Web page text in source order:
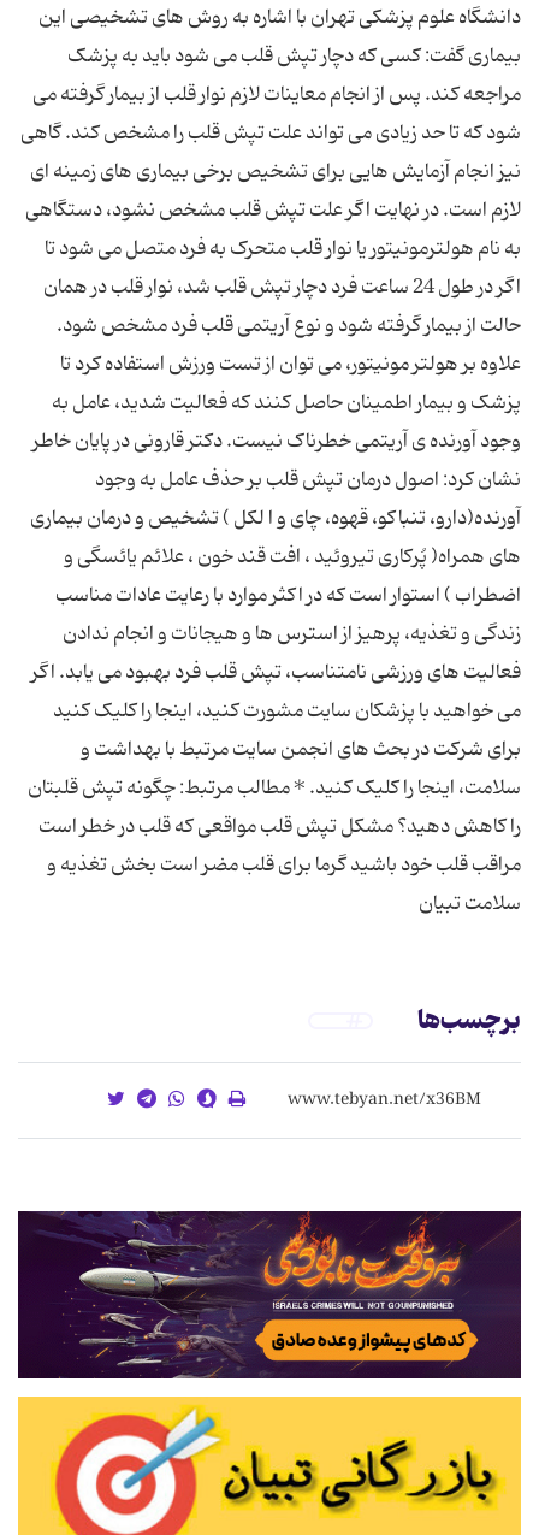
دانشگاه علوم پزشکی تهران با اشاره به روش‌ های تشخیصی این
بیماری گفت: کسی که دچار تپش قلب می ‌شود باید به پزشک
مراجعه کند. پس از انجام معاینات لازم نوار قلب از بیمار گرفته می
‌شود که تا حد زیادی می ‌تواند علت تپش قلب را مشخص کند. گاهی
نیز انجام آزمایش هایی برای تشخیص برخی بیماری های زمینه ‌ای
لازم است. در نهایت اگر علت تپش قلب مشخص نشود، دستگاهی
به نام هولترمونیتور یا نوار قلب متحرک به فرد متصل می ‌شود تا
اگر در طول 24 ساعت فرد دچار تپش قلب شد، نوار قلب در همان
حالت از بیمار گرفته شود و نوع آریتمی قلب فرد مشخص شود.
علاوه بر هولتر مونیتور، می‌ توان از تست ورزش استفاده کرد تا
پزشک و بیمار اطمینان حاصل کنند که فعالیت شدید، عامل به
وجود آورنده ی آریتمی خطرناک نیست. دکتر قارونی در پایان خاطر
نشان کرد: اصول درمان تپش قلب بر حذف عامل به وجود
آورنده(دارو، تنباکو، قهوه، چای و ا لکل ) تشخیص و درمان بیماری
های همراه( پُرکاری تیروئید ، افت قند خون ، علائم یائسگی و
اضطراب ) استوار است که در اکثر موارد با رعایت عادات مناسب
زندگی و تغذیه، پرهیز از استرس ها و هیجانات و انجام ندادن
فعالیت های ورزشی نامتناسب، تپش قلب فرد بهبود می ‌یابد. اگر
می خواهید با پزشکان سایت مشورت کنید، اینجا را کلیک کنید
برای شرکت در بحث های انجمن سایت مرتبط با بهداشت و
سلامت، اینجا را کلیک کنید. * مطالب مرتبط: چگونه تپش قلبتان
را كاهش دهید؟ مشکل تپش قلب مواقعی که قلب در خطر است
مراقب قلب خود باشید گرما برای قلب مضر است بخش تغذیه و
سلامت تبیان
برچسب‌ها